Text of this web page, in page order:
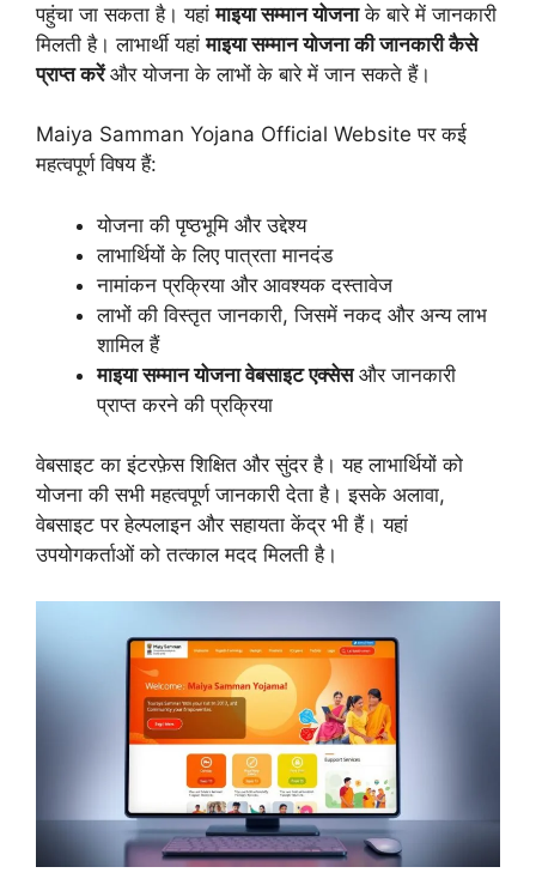
पहुंचा जा सकता है। यहांमाइया सम्मान योजनाके बारे में जानकारी
मिलती है। लाभार्थी यहांमाइया सम्मान योजना की जानकारी कैसे
प्राप्त करेंऔर योजना के लाभों के बारे में जान सकते हैं।
Maiya Samman Yojana Official Website पर कई
महत्वपूर्ण विषय हैं:
योजना की पृष्ठभूमि और उद्देश्य
लाभार्थियों के लिए पात्रता मानदंड
नामांकन प्रक्रिया और आवश्यक दस्तावेज
लाभों की विस्तृत जानकारी, जिसमें नकद और अन्य लाभ
शामिल हैं
माइया सम्मान योजना वेबसाइट एक्सेसऔर जानकारी
प्राप्त करने की प्रक्रिया
वेबसाइट का इंटरफ़ेस शिक्षित और सुंदर है। यह लाभार्थियों को
योजना की सभी महत्वपूर्ण जानकारी देता है। इसके अलावा,
वेबसाइट पर हेल्पलाइन और सहायता केंद्र भी हैं। यहां
उपयोगकर्ताओं को तत्काल मदद मिलती है।